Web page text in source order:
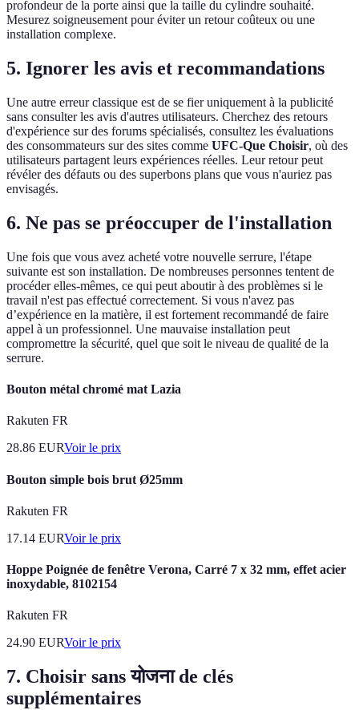
profondeur de la porte ainsi que la taille du cylindre souhaité.
Mesurez soigneusement pour éviter un retour coûteux ou une
installation complexe.
5. Ignorer les avis et recommandations
Une autre erreur classique est de se fier uniquement à la publicité
sans consulter les avis d'autres utilisateurs. Cherchez des retours
d'expérience sur des forums spécialisés, consultez les évaluations
des consommateurs sur des sites comme UFC-Que Choisir, où des
utilisateurs partagent leurs expériences réelles. Leur retour peut
révéler des défauts ou des superbons plans que vous n'auriez pas
envisagés.
6. Ne pas se préoccuper de l'installation
Une fois que vous avez acheté votre nouvelle serrure, l'étape
suivante est son installation. De nombreuses personnes tentent de
procéder elles-mêmes, ce qui peut aboutir à des problèmes si le
travail n'est pas effectué correctement. Si vous n'avez pas
d’expérience en la matière, il est fortement recommandé de faire
appel à un professionnel. Une mauvaise installation peut
compromettre la sécurité, quel que soit le niveau de qualité de la
serrure.
Bouton métal chromé mat Lazia
Rakuten FR
28.86 EURVoir le prix
Bouton simple bois brut Ø25mm
Rakuten FR
17.14 EURVoir le prix
Hoppe Poignée de fenêtre Verona, Carré 7 x 32 mm, effet acier
inoxydable, 8102154
Rakuten FR
24.90 EURVoir le prix
7. Choisir sans योजना de clés
supplémentaires